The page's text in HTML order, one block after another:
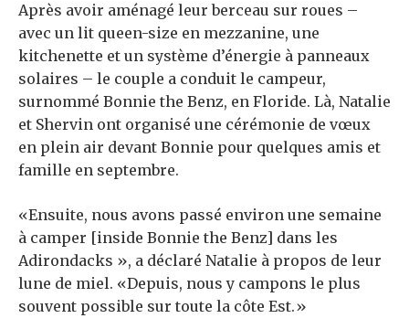
Après avoir aménagé leur berceau sur roues –
avec un lit queen-size en mezzanine, une
kitchenette et un système d’énergie à panneaux
solaires – le couple a conduit le campeur,
surnommé Bonnie the Benz, en Floride. Là, Natalie
et Shervin ont organisé une cérémonie de vœux
en plein air devant Bonnie pour quelques amis et
famille en septembre.
«Ensuite, nous avons passé environ une semaine
à camper [inside Bonnie the Benz] dans les
Adirondacks », a déclaré Natalie à propos de leur
lune de miel. «Depuis, nous y campons le plus
souvent possible sur toute la côte Est.»